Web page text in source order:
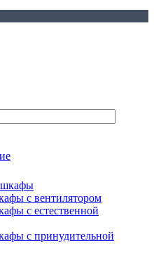
с вентилятором
с естественной
с принудительной